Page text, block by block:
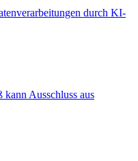
durch KI-
kann Ausschluss aus